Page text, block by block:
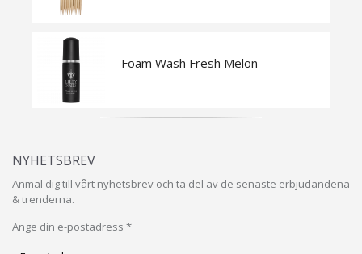
Foam Wash Fresh Melon
NYHETSBREV
Anmäl dig till vårt nyhetsbrev och ta del av de senaste erbjudandena
& trenderna.
Ange din e-postadress *